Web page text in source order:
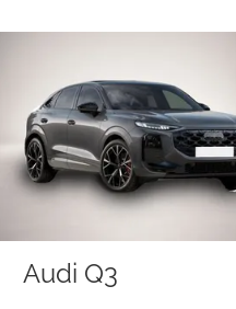
Audi Q3